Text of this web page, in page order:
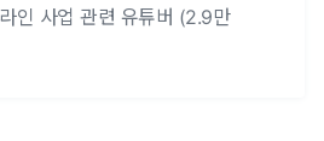
인 사업 관련 유튜버 (2.9만